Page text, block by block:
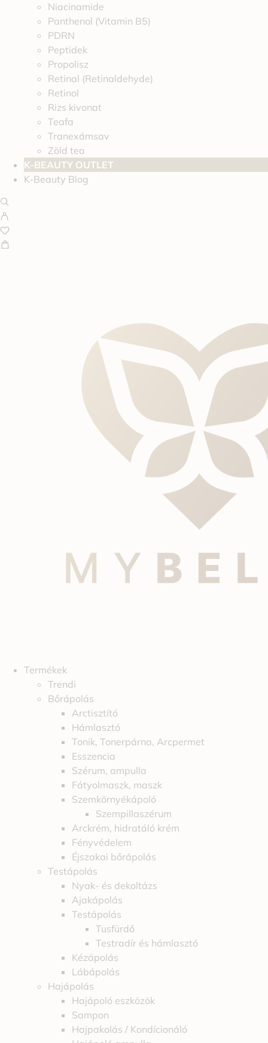
Niacinamide
Panthenol (Vitamin B5)
PDRN
Peptidek
Propolisz
Retinal (Retinaldehyde)
Retinol
Rizs kivonat
Teafa
Tranexámsav
Zöld tea
K-BEAUTY OUTLET
K-Beauty Blog
Termékek
Trendi
Bőrápolás
Arctisztító
Hámlasztó
Tonik, Tonerpárna, Arcpermet
Esszencia
Szérum, ampulla
Fátyolmaszk, maszk
Szemkörnyékápoló
Szempillaszérum
Arckrém, hidratáló krém
Fényvédelem
Éjszakai bőrápolás
Testápolás
Nyak- és dekoltázs
Ajakápolás
Testápolás
Tusfürdő
Testradír és hámlasztó
Kézápolás
Lábápolás
Hajápolás
Hajápoló eszközök
Sampon
Hajpakolás / Kondícionáló